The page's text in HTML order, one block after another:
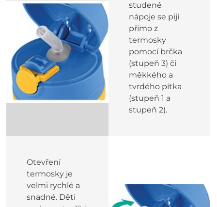
studené
nápoje se pijí
přímo z
termosky
pomocí brčka
(stupeň 3) či
měkkého a
tvrdého pítka
(stupeň 1 a
stupeň 2).
Otevření
termosky je
velmi rychlé a
snadné. Děti